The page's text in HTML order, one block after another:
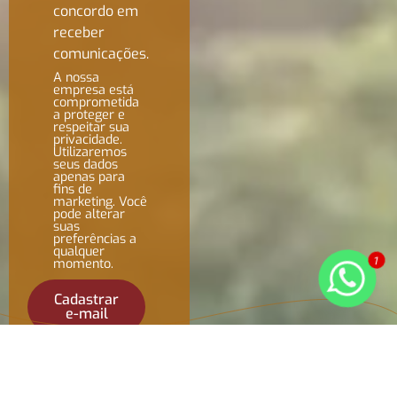
concordo em
receber
comunicações.
A nossa
empresa está
comprometida
a proteger e
respeitar sua
privacidade.
Utilizaremos
seus dados
apenas para
fins de
marketing. Você
pode alterar
suas
preferências a
qualquer
momento.
Cadastrar
e-mail
1